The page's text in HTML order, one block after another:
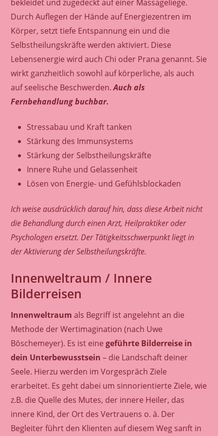
bekleidet und zugedeckt auf einer Massageliege.
Durch Auflegen der Hände auf Energiezentren im
Körper, setzt tiefe Entspannung ein und die
Selbstheilungskräfte werden aktiviert. Diese
Lebensenergie wird auch Chi oder Prana genannt. Sie
wirkt ganzheitlich sowohl auf körperliche, als auch
auf seelische Beschwerden.Auch als
Fernbehandlung buchbar.
Stressabau und Kraft tanken
Stärkung des Immunsystems
Stärkung der Selbstheilungskräfte
Innere Ruhe und Gelassenheit
Lösen von Energie- und Gefühlsblockaden
Ich weise ausdrücklich darauf hin, dass diese Arbeit nicht
die Behandlung durch einen Arzt, Heilpraktiker oder
Psychologen ersetzt. Der Tätigkeitsschwerpunkt liegt in
der Aktivierung der Selbstheilungskräfte.
Innenweltraum / Innere
Bilderreisen
Innenweltraum als Begriff ist angelehnt an die
Methode derWertimagination (nach Uwe
Böschemeyer). Es ist einegeführte Bilderreise in
dein Unterbewusstsein – die Landschaft deiner
Seele. Hierzu werden im Vorgespräch Ziele
erarbeitet. Es geht dabei um sinnorientierte Ziele, wie
z.B. die Quelle des Mutes, der innere Heiler, das
innere Kind, der Ort des Vertrauens o. ä. Der
Begleiter führt den Klienten auf diesem Weg sanft in